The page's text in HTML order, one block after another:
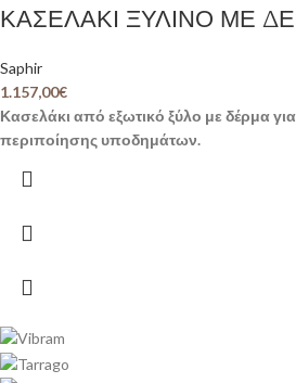
ΚΑΣΕΛΑΚΙ ΞΥΛΙΝΟ ΜΕ
Saphir
1.157,00€
Κασελάκι από εξωτικό ξύλο με δέρμα
περιποίησης υποδημάτων.